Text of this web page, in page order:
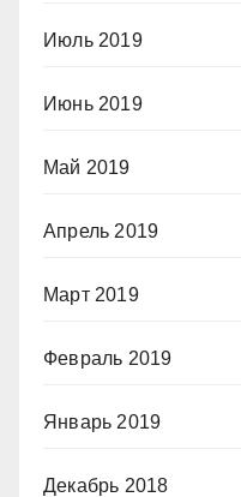
Июль 2019
Июнь 2019
Май 2019
Апрель 2019
Март 2019
Февраль 2019
Январь 2019
Декабрь 2018